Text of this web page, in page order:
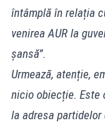
întâmplă în relația
venirea AUR la
șansă”.
Urmează, atenție,
nicio obiecție. Este
la adresa partidelor